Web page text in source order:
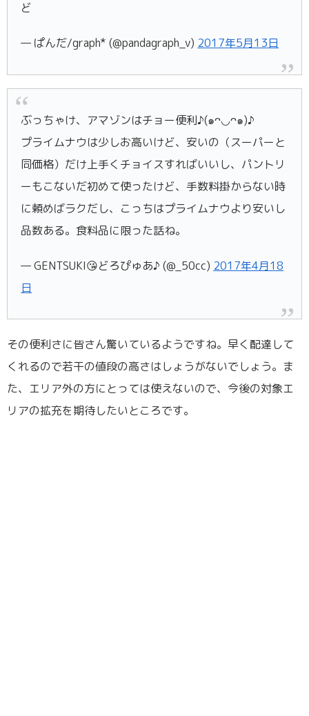
ど
— ぱんだ/graph* (@pandagraph_v) 2017年5月13日
ぶっちゃけ、アマゾンはチョー便利♪(๑ᴖ◡ᴖ๑)♪
プライムナウは少しお高いけど、安いの（スーパーと
同価格）だけ上手くチョイスすればいいし、パントリ
ーもこないだ初めて使ったけど、手数料掛からない時
に頼めばラクだし、こっちはプライムナウより安いし
品数ある。食料品に限った話ね。
— GENTSUKI😘どろぴゅあ♪ (@_50cc) 2017年4月18
日
その便利さに皆さん驚いているようですね。早く配達して
くれるので若干の値段の高さはしょうがないでしょう。ま
た、エリア外の方にとっては使えないので、今後の対象エ
リアの拡充を期待したいところです。